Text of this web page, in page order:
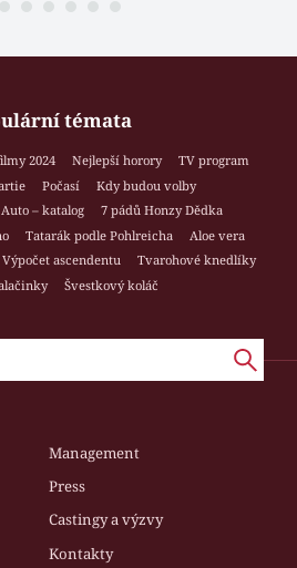
témata
2024 Nejlepší horory
TV program
Počasí
Kdy budou volby
Auto – katalog
7 pádů Honzy Dědka
Tatarák podle Pohlreicha
Aloe vera
Výpočet ascendentu
Tvarohové knedlíky
Švestkový koláč
Management
Press
Castingy a výzvy
Kontakty